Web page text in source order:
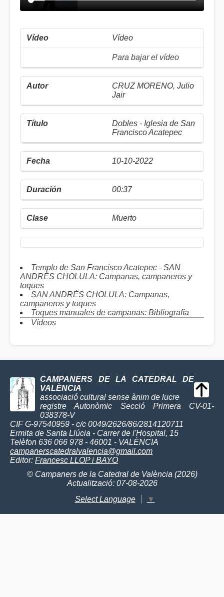
Vídeo
Para bajar el vídeo
CRUZ MORENO, Julio
Jair
Dobles - Iglesia de San
Francisco Acatepec
10-10-2022
00:37
Muerto
Templo de San Francisco Acatepec - SAN
ANDRÉS CHOLULA: Campanas, campaneros y
toques
SAN ANDRÉS CHOLULA: Campanas,
campaneros y toques
Toques manuales de campanas: Bibliografía
Vídeos
CAMPANERS DE LA CATEDRAL DE
VALÈNCIA
associació cultural sense ànim de lucre
registre Autonòmic Secció Primera CV-01-
038378-V
CIF G-97540959 - c/c 0049/2626/86/2814120711
Ermita de Santa Llúcia - Carrer de l'Hospital, 15
Telèfon 636 066 978 - 46001 - VALÈNCIA
campanerscatedralvalencia@gmail.com
Editor: Francesc LLOP i BAYO
© Campaners de la Catedral de València (2026)
Actualització: 07-08-2026
Select Language
▼